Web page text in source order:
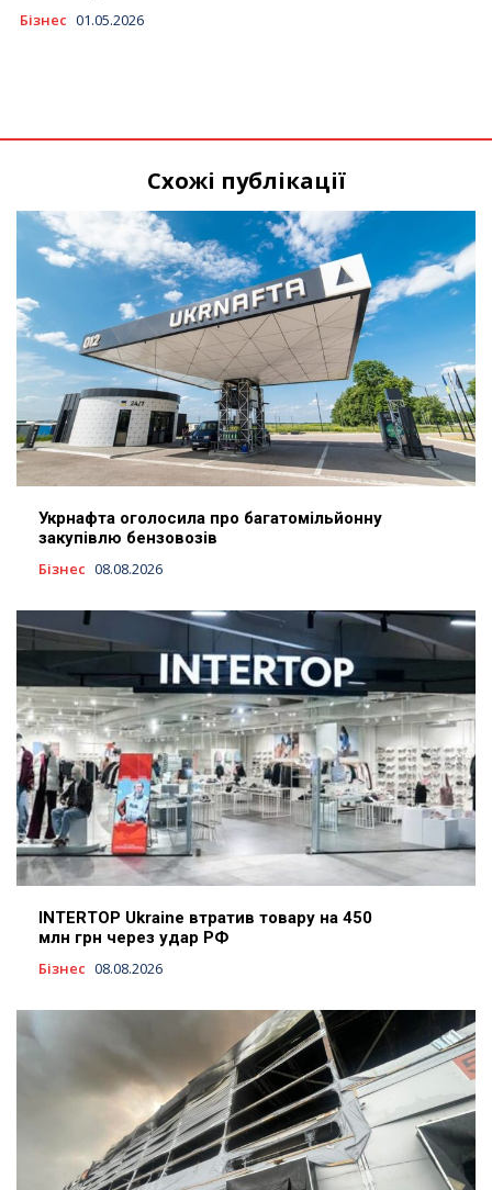
Бізнес 01.05.2026
Схожі публікації
Укрнафта оголосила про багатомільйонну
закупівлю бензовозів
Бізнес 08.08.2026
INTERTOP Ukraine втратив товару на 450
млн грн через удар РФ
Бізнес 08.08.2026